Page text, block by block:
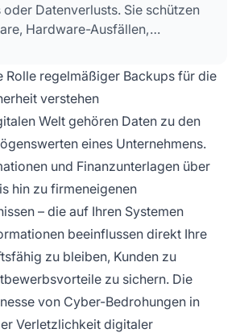
Datenverlusts. Sie schützen
Hardware-Ausfällen,
die Einhaltung von
Rolle regelmäßiger Backups für die
verstehen
Welt gehören Daten zu den
eines Unternehmens.
und Finanzunterlagen über
hin zu firmeneigenen
– die auf Ihren Systemen
beeinflussen direkt Ihre
zu bleiben, Kunden zu
zu sichern. Die
von Cyber-Bedrohungen in
Verletzlichkeit digitaler